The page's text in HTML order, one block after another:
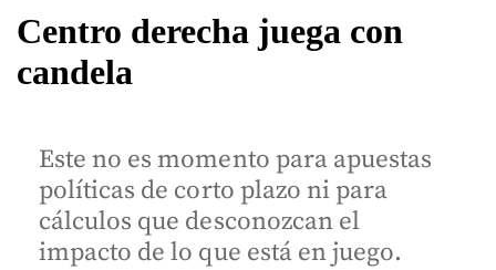
Centro derecha juega con
candela
Este no es momento para apuestas
políticas de corto plazo ni para
cálculos que desconozcan el
impacto de lo que está en juego.